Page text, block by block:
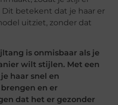
betekent dat je haar er
uitziet, zonder dat
is onmisbaar als je
wilt stijlen. Met een
haar snel en
en er
dat het er gezonder